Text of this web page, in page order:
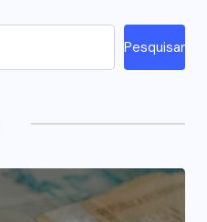
Pesquisar